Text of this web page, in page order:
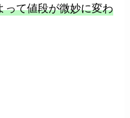
って値段が微妙に変わ